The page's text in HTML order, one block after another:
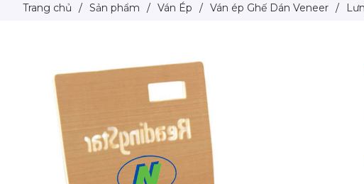
Trang chủ / Sản phẩm / Ván Ép / Ván ép Ghế Dán Veneer /